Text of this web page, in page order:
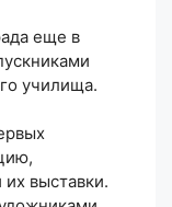
еще в
училища.
выставки.